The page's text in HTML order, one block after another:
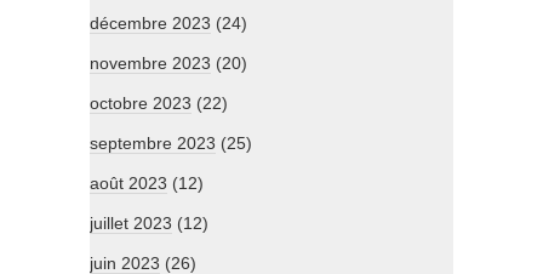
décembre 2023 (24)
novembre 2023 (20)
octobre 2023 (22)
septembre 2023 (25)
août 2023 (12)
juillet 2023 (12)
juin 2023 (26)